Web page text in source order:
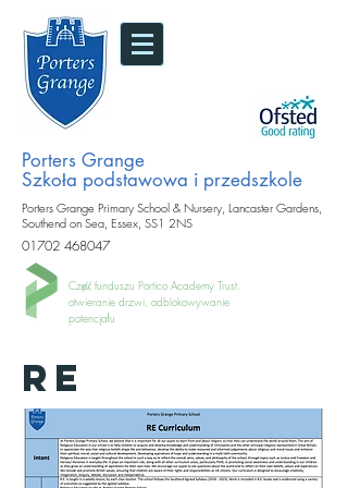
Porters Grange
Szkoła podstawowa i przedszkole
Porters Grange Primary School & Nursery, Lancaster Gardens,
Southend on Sea, Essex, SS1 2NS
01702 468047
Część funduszu Portico Academy Trust.
otwieranie drzwi, odblokowywanie
potencjału
RE